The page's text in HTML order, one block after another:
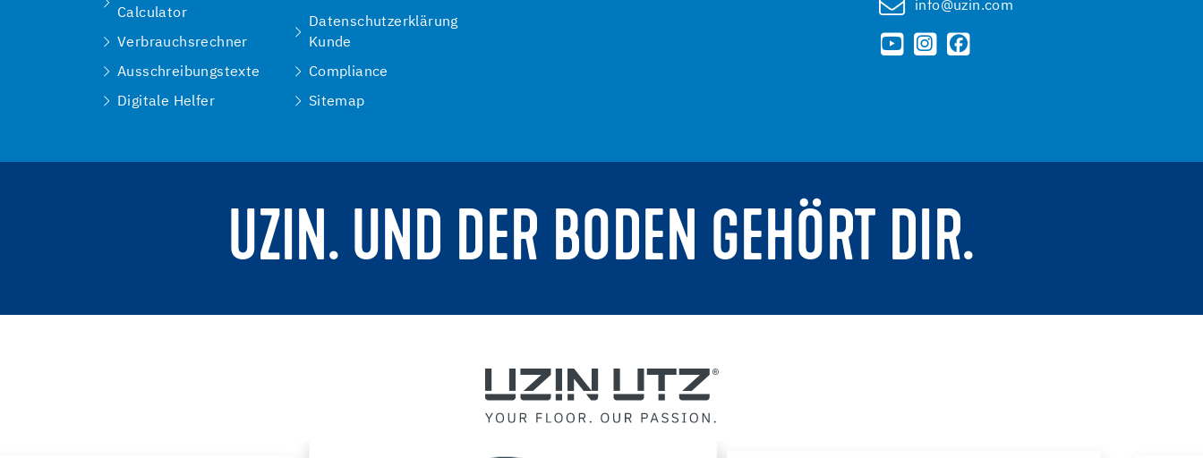
Calculator
Verbrauchsrechner
Ausschreibungstexte
Digitale Helfer
Datenschutzerklärung
Kunde
Compliance
Sitemap
info@uzin.com
UZIN. UND DER BODEN GEHÖRT DIR.